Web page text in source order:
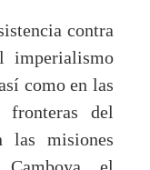
contra
imperialismo
como en las
fronteras del
misiones